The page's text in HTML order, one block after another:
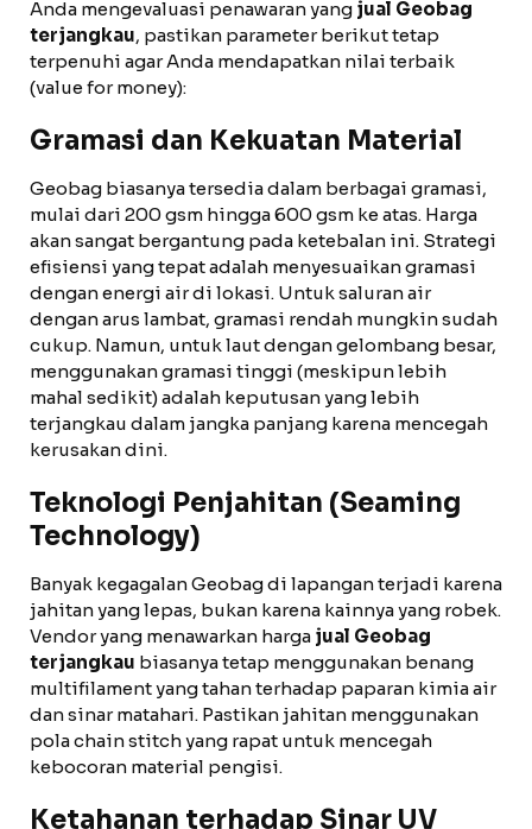
Anda mengevaluasi penawaran yang jual Geobag
terjangkau, pastikan parameter berikut tetap
terpenuhi agar Anda mendapatkan nilai terbaik
(value for money):
Gramasi dan Kekuatan Material
Geobag biasanya tersedia dalam berbagai gramasi,
mulai dari 200 gsm hingga 600 gsm ke atas. Harga
akan sangat bergantung pada ketebalan ini. Strategi
efisiensi yang tepat adalah menyesuaikan gramasi
dengan energi air di lokasi. Untuk saluran air
dengan arus lambat, gramasi rendah mungkin sudah
cukup. Namun, untuk laut dengan gelombang besar,
menggunakan gramasi tinggi (meskipun lebih
mahal sedikit) adalah keputusan yang lebih
terjangkau dalam jangka panjang karena mencegah
kerusakan dini.
Teknologi Penjahitan (Seaming
Technology)
Banyak kegagalan Geobag di lapangan terjadi karena
jahitan yang lepas, bukan karena kainnya yang robek.
Vendor yang menawarkan harga jual Geobag
terjangkau biasanya tetap menggunakan benang
multifilament yang tahan terhadap paparan kimia air
dan sinar matahari. Pastikan jahitan menggunakan
pola chain stitch yang rapat untuk mencegah
kebocoran material pengisi.
Ketahanan terhadap Sinar UV